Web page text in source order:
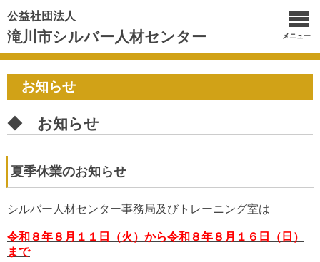
公益社団法人
滝川市シルバー人材センター メニュー
お知らせ
◆ お知らせ
夏季休業のお知らせ
シルバー人材センター事務局及びトレーニング室は
令和８年８月１１日（火）から令和８年８月１６日（日）
まで